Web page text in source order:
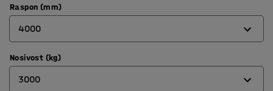
Raspon (mm)
4000
2000
4000
Nosivost (kg)
3000